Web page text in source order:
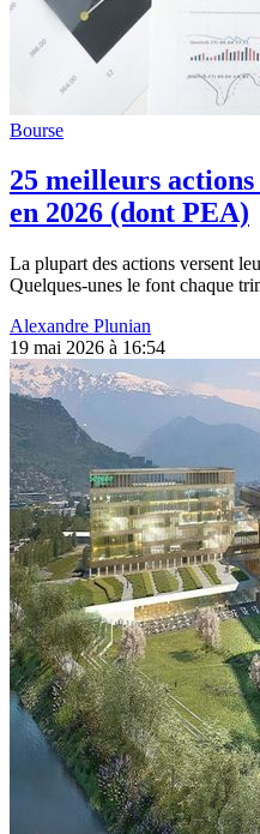
Bourse
25 meilleurs
en 2026 (dont PEA)
La plupart des actions versent
Quelques-unes le font chaque
Alexandre Plunian
19 mai 2026 à 16:54